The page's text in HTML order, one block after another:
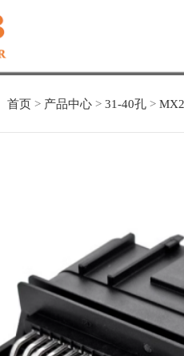
首页 > 产品中心 > 31-40孔 >